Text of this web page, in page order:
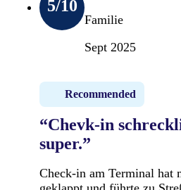
5/10
Familie
Sept 2025
Recommended
“Chevk-in
super.”
Check-in am Terminal